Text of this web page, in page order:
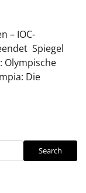
– IOC-
Spiegel
Olympische
Die
Search